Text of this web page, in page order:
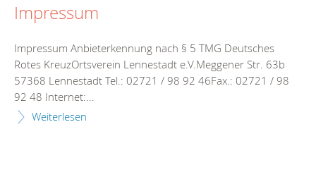
Impressum
Impressum Anbieterkennung nach § 5 TMG Deutsches
Rotes KreuzOrtsverein Lennestadt e.V.Meggener Str. 63b
57368 Lennestadt Tel.: 02721 / 98 92 46Fax.: 02721 / 98
92 48 Internet:...
Weiterlesen